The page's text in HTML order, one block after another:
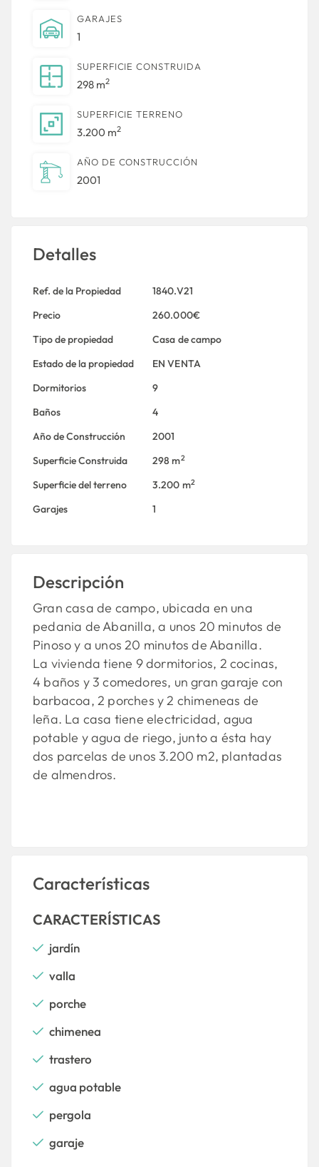
GARAJES
1
SUPERFICIE CONSTRUIDA
298 m2
SUPERFICIE TERRENO
3.200 m2
AÑO DE CONSTRUCCIÓN
2001
Detalles
Ref. de la Propiedad
1840.V21
Precio
260.000€
Tipo de propiedad
Casa de campo
Estado de la propiedad
EN VENTA
Dormitorios
9
Baños
4
Año de Construcción
2001
Superficie Construida
298 m2
Superficie del terreno 3.200 m2
Garajes 1
Descripción
Gran casa de campo, ubicada en una
pedania de Abanilla, a unos 20 minutos de
Pinoso y a unos 20 minutos de Abanilla.
La vivienda tiene 9 dormitorios, 2 cocinas,
4 baños y 3 comedores, un gran garaje con
barbacoa, 2 porches y 2 chimeneas de
leña. La casa tiene electricidad, agua
potable y agua de riego, junto a ésta hay
dos parcelas de unos 3.200 m2, plantadas
de almendros.
Características
CARACTERÍSTICAS
jardín
valla
porche
chimenea
trastero
agua potable
pergola
garaje